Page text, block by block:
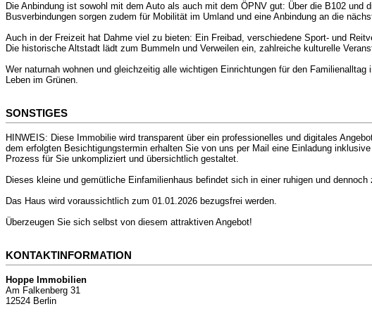
Die Anbindung ist sowohl mit dem Auto als auch mit dem ÖPNV gut: Über die B102
Busverbindungen sorgen zudem für Mobilität im Umland und eine Anbindung an die
Auch in der Freizeit hat Dahme viel zu bieten: Ein Freibad, verschiedene Sport- und
Die historische Altstadt lädt zum Bummeln und Verweilen ein, zahlreiche kulturelle
Wer naturnah wohnen und gleichzeitig alle wichtigen Einrichtungen für den
Leben im Grünen.
SONSTIGES
HINWEIS: Diese Immobilie wird transparent über ein professionelles und digitales
dem erfolgten Besichtigungstermin erhalten Sie von uns per Mail eine Einladung
Prozess für Sie unkompliziert und übersichtlich gestaltet.
Dieses kleine und gemütliche Einfamilienhaus befindet sich in einer ruhigen und
Das Haus wird voraussichtlich zum 01.01.2026 bezugsfrei werden.
Überzeugen Sie sich selbst von diesem attraktiven Angebot!
KONTAKTINFORMATION
Hoppe Immobilien
Am Falkenberg 31
12524 Berlin